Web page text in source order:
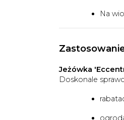
Na
Jeżówka
Doskonale